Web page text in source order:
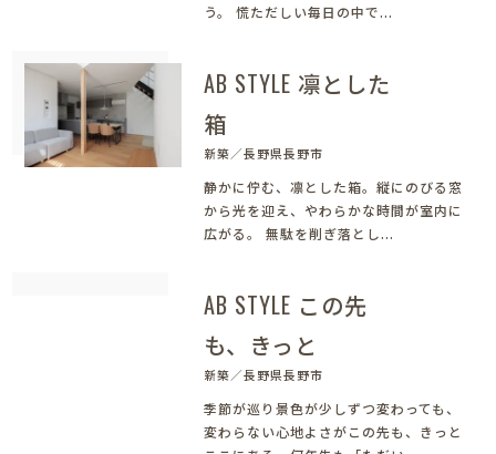
う。 慌ただしい毎日の中で...
AB STYLE 凛とした
箱
新築／長野県長野市
静かに佇む、凛とした箱。縦にのびる窓
から光を迎え、やわらかな時間が室内に
広がる。 無駄を削ぎ落とし...
AB STYLE この先
も、きっと
新築／長野県長野市
季節が巡り景色が少しずつ変わっても、
変わらない心地よさがこの先も、きっと